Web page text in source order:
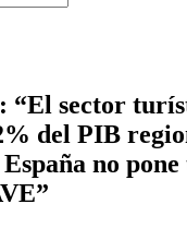
“El sector
del PIB
no